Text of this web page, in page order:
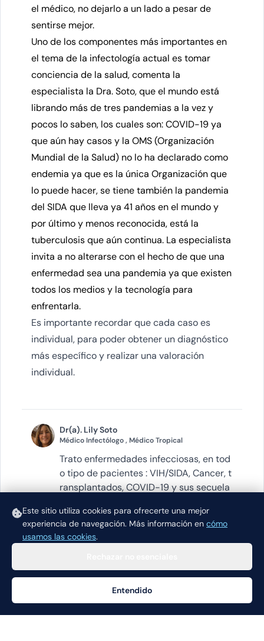
Este sitio utiliza cookies para ofrecerte una mejor
experiencia de navegación. Más información en cómo
usamos las cookies.
Entendido
el médico, no dejarlo a un lado a pesar de
sentirse mejor.
Uno de los componentes más importantes en
el tema de la infectología actual es tomar
conciencia de la salud, comenta la
especialista la Dra. Soto, que el mundo está
librando más de tres pandemias a la vez y
pocos lo saben, los cuales son: COVID-19 ya
que aún hay casos y la OMS (Organización
Mundial de la Salud) no lo ha declarado como
endemia ya que es la única Organización que
lo puede hacer, se tiene también la pandemia
del SIDA que lleva ya 41 años en el mundo y
por último y menos reconocida, está la
tuberculosis que aún continua. La especialista
invita a no alterarse con el hecho de que una
enfermedad sea una pandemia ya que existen
todos los medios y la tecnología para
enfrentarla.
Es importante recordar que cada caso es
individual, para poder obtener un diagnóstico
más específico y realizar una valoración
individual.
Dr(a). Lily Soto
Médico Infectólogo , Médico Tropical
Trato enfermedades infecciosas, en tod
o tipo de pacientes : VIH/SIDA, Cancer, t
ransplantados, COVID-19 y sus secuela
VER PERFIL
Ayuda